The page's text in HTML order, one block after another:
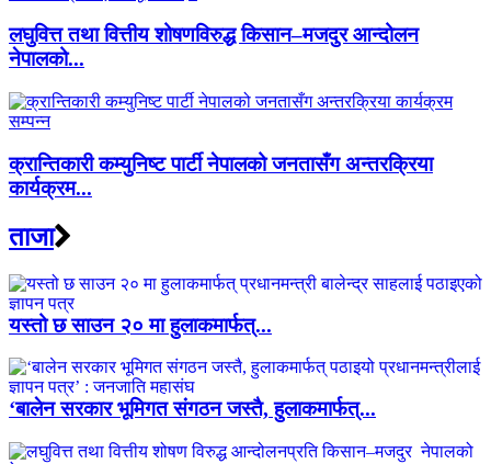
लघुवित्त तथा वित्तीय शोषणविरुद्ध किसान–मजदुर आन्दोलन
नेपालको...
क्रान्तिकारी कम्युनिष्ट पार्टी नेपालको जनतासँग अन्तरक्रिया
कार्यक्रम...
ताजा
यस्तो छ साउन २० मा हुलाकमार्फत्...
‘बालेन सरकार भूमिगत संगठन जस्तै, हुलाकमार्फत्...